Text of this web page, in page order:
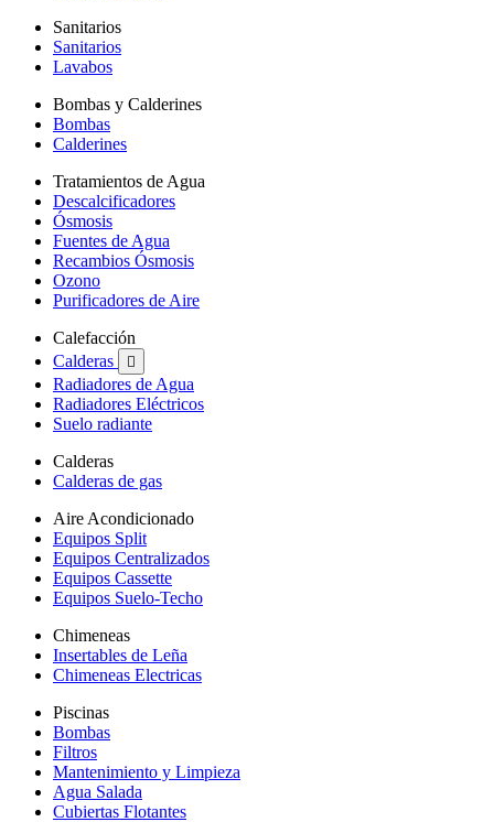
Sanitarios
Sanitarios
Lavabos
Bombas y Calderines
Bombas
Calderines
Tratamientos de Agua
Descalcificadores
Ósmosis
Fuentes de Agua
Recambios Ósmosis
Ozono
Purificadores de Aire
Calefacción
Calderas

Radiadores de Agua
Radiadores Eléctricos
Suelo radiante
Calderas
Calderas de gas
Aire Acondicionado
Equipos Split
Equipos Centralizados
Equipos Cassette
Equipos Suelo-Techo
Chimeneas
Insertables de Leña
Chimeneas Electricas
Piscinas
Bombas
Filtros
Mantenimiento y Limpieza
Agua Salada
Cubiertas Flotantes